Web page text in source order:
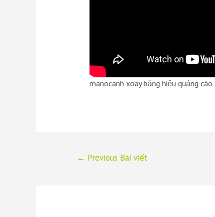
manocanh xoay bảng hiệu quảng cáo
← Previous Bài viết